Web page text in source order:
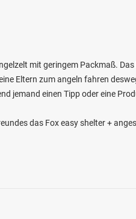
mit geringem Packmaß.
Eltern zum angeln fahren
jemand einen Tipp oder eine
das Fox easy shelter +